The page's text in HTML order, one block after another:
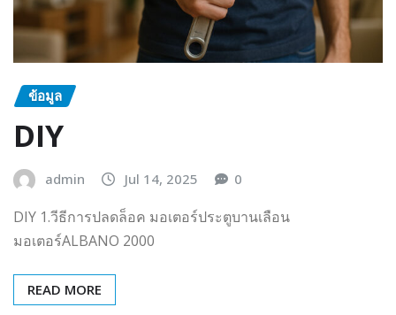
ข้อมูล
DIY
admin Jul 14, 2025 0
DIY 1.วีธีการปลดล็อค มอเตอร์ประตูบานเลือน
มอเตอร์ALBANO 2000
READ MORE